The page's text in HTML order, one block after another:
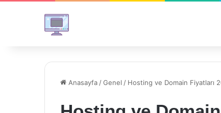
Anasayfa /Genel / Hosting ve Domain Fiyatları